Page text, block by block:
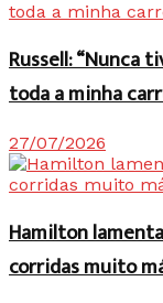
Russell: “Nunca
toda a minha
27/07/2026
Hamilton
corridas muito